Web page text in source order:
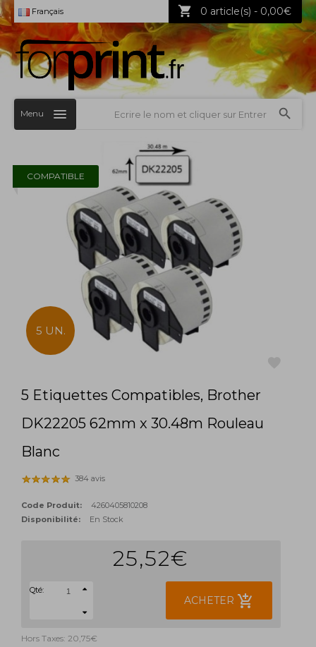
Français 0 article(s) - 0,00€
Menu
COMPATIBLE
5 UN.
5 Etiquettes Compatibles, Brother
DK22205 62mm x 30.48m Rouleau
Blanc
384 avis
Code Produit:
4260405810208
Disponibilité:
En Stock
25,52€
Qté:
ACHETER add_shopping_cart
Hors Taxes: 20,75€